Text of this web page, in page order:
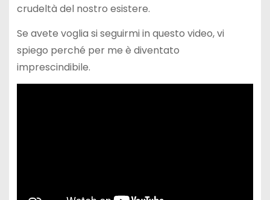
crudeltà del nostro esistere.
Se avete voglia si seguirmi in questo video, vi
spiego perché per me è diventato
imprescindibile.